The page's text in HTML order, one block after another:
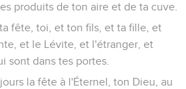
produits de ton aire et de ta cuve.
fête, toi, et ton fils, et ta fille, et
et le Lévite, et l'étranger, et
sont dans tes portes.
la fête à l'Éternel, ton Dieu, au